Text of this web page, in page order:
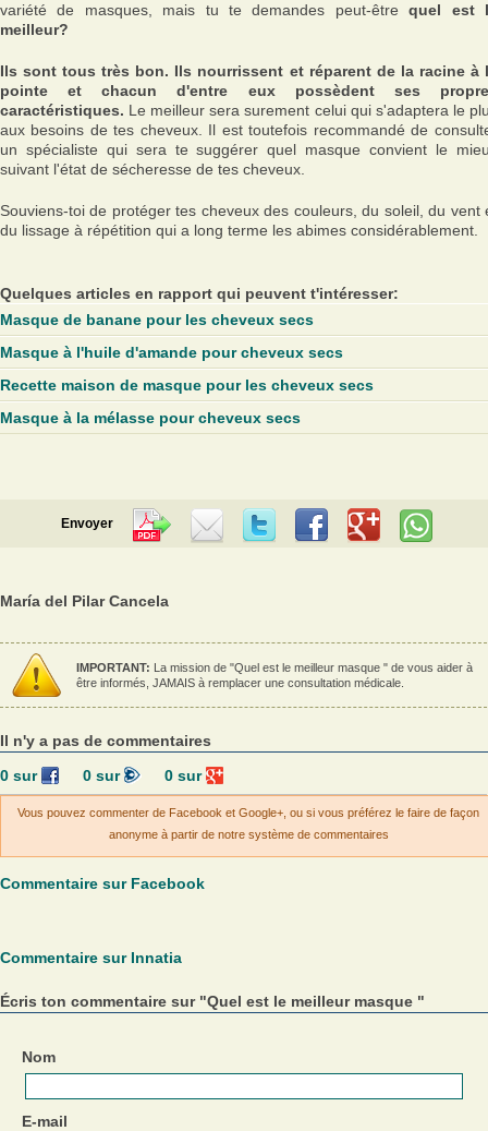
variété de masques, mais tu te demandes peut-êtrequel est
meilleur?
Ils sont tous très bon. Ils nourrissent et réparent de la racine à
pointe et chacun d'entre eux possèdent ses
caractéristiques. Le meilleur sera surement celui qui s'adaptera le
aux besoins de tes cheveux. Il est toutefois recommandé de
un spécialiste qui sera te suggérer quel masque convient le
suivant l'état de sécheresse de tes cheveux.
Souviens-toi de protéger tes cheveux des couleurs, du soleil, du vent
du lissage à répétition qui a long terme les abimes considérablement.
Quelques articles en rapport qui peuvent t'intéresser:
Masque de banane pour les cheveux secs
Masque à l'huile d'amande pour cheveux secs
Recette maison de masque pour les cheveux secs
Masque à la mélasse pour cheveux secs
Envoyer
María del Pilar Cancela
IMPORTANT: La mission de "Quel est le meilleur masque " de vous aider à
être informés, JAMAIS à remplacer une consultation médicale.
Il n'y a pas de commentaires
0sur 0sur 0 sur
Vous pouvez commenter de Facebook et Google+, ou si vous préférez le faire de façon
anonyme à partir de notre système de commentaires
Commentaire sur Facebook
Commentaire sur Innatia
Écris ton commentaire sur "Quel est le meilleur masque "
Nom
E-mail